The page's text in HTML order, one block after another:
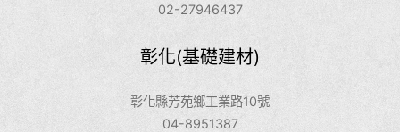
02-27946437
彰化(基礎建材)
彰化縣芳苑鄉工業路10號
04-8951387